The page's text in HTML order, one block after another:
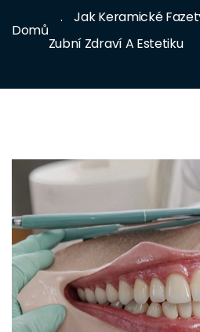
Domů
Jak Keramické
Zubní Zdraví A Estetiku